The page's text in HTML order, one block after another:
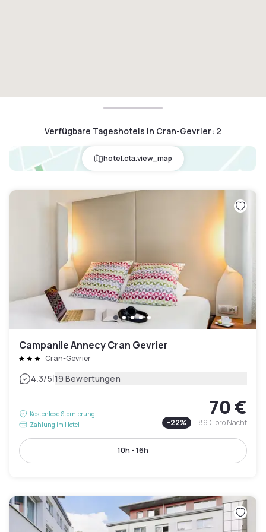
Verfügbare Tageshotels in Cran-Gevrier: 2
hotel.cta.view_map
Campanile Annecy Cran Gevrier
Cran-Gevrier
4.3/5|19 Bewertungen
Kostenlose Stornierung
Zahlung im Hotel
70 €
-22% 89 €pro Nacht
10h - 16h